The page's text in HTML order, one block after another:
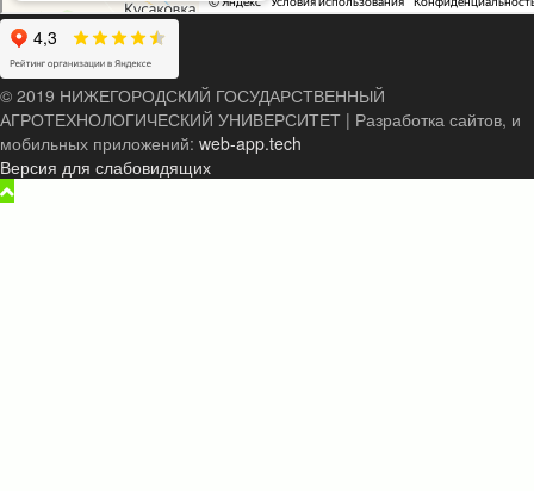
© 2019 НИЖЕГОРОДСКИЙ ГОСУДАРСТВЕННЫЙ
АГРОТЕХНОЛОГИЧЕСКИЙ УНИВЕРСИТЕТ | Разработка сайтов, и
мобильных приложений: web-app.tech
Версия для слабовидящих